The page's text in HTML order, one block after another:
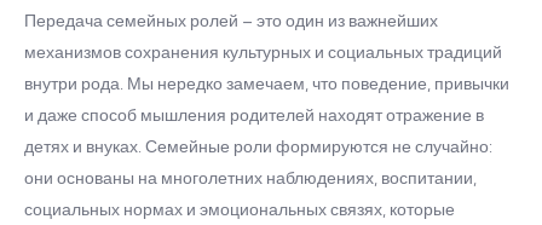
Передача семейных ролей – это один из важнейших
механизмов сохранения культурных и социальных традиций
внутри рода. Мы нередко замечаем, что поведение, привычки
и даже способ мышления родителей находят отражение в
детях и внуках. Семейные роли формируются не случайно:
они основаны на многолетних наблюдениях, воспитании,
социальных нормах и эмоциональных связях, которые